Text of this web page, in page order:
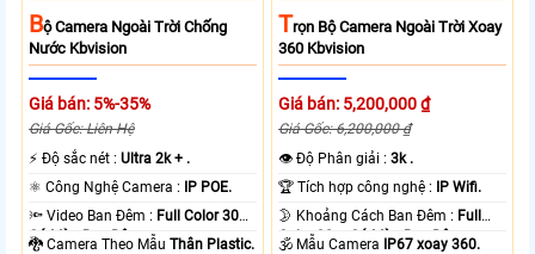
BỘ Camera Ngoài Trời Chống
Nước Kbvision
Giá bán: 5%-35%
Giá Gốc: Liên Hệ
️⚡ Độ sắc nét :Ultra 2k + .
⚛️ Công Nghệ Camera : IP POE.
🔦 Video Ban Đêm : Full Color 30m
Có Màu Ban Ðêm.
🐉️ Camera Theo MẫuThân Plastic.
TRọn Bộ Camera Ngoài Trời Xoay
360 Kbvision
Giá bán: 5,200,000 ₫
Giá Gốc: 6,200,000 ₫
👁 Độ Phân giải :3k .
🏆 Tích hợp công nghệ : IP Wifi.
🌛 Khoảng Cách Ban Đêm : Full
Color 30m Có Màu Ban Ðêm.
🕉️ Mẫu Camera IP67 xoay 360.